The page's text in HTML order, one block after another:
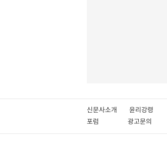
신문사소개 윤리강령
포럼
광고문의